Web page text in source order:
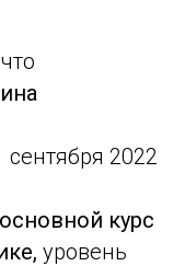
сентября 2022
основной курс
уровень